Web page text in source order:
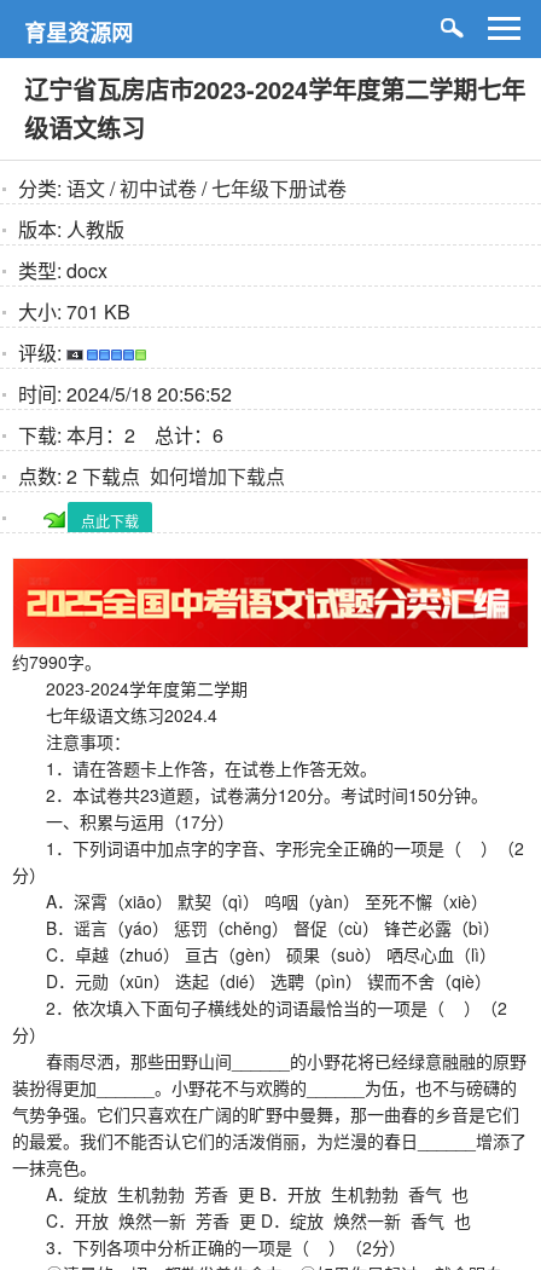
育星资源网
辽宁省瓦房店市2023-2024学年度第二学期七年
级语文练习
分类: 语文/初中试卷/七年级下册试卷
版本: 人教版
类型: docx
大小: 701 KB
评级:
时间: 2024/5/18 20:56:52
下载: 本月：2 总计：6
点数: 2 下载点 如何增加下载点
点此下载
约7990字。
2023-2024学年度第二学期
七年级语文练习2024.4
注意事项：
1．请在答题卡上作答，在试卷上作答无效。
2．本试卷共23道题，试卷满分120分。考试时间150分钟。
一、积累与运用（17分）
1．下列词语中加点字的字音、字形完全正确的一项是（ ）（2
分）
A．深霄（xiāo） 默契（qì） 呜咽（yàn） 至死不懈（xiè）
B．谣言（yáo） 惩罚（chěng） 督促（cù） 锋芒必露（bì）
C．卓越（zhuó） 亘古（gèn） 硕果（suò） 哂尽心血（lì）
D．元勋（xūn） 迭起（dié） 选聘（pìn） 锲而不舍（qiè）
2．依次填入下面句子横线处的词语最恰当的一项是（ ）（2
分）
春雨尽洒，那些田野山间______的小野花将已经绿意融融的原野
装扮得更加______。小野花不与欢腾的______为伍，也不与磅礴的
气势争强。它们只喜欢在广阔的旷野中曼舞，那一曲春的乡音是它们
的最爱。我们不能否认它们的活泼俏丽，为烂漫的春日______增添了
一抹亮色。
A．绽放 生机勃勃 芳香 更 B．开放 生机勃勃 香气 也
C．开放 焕然一新 芳香 更 D．绽放 焕然一新 香气 也
3．下列各项中分析正确的一项是（ ）（2分）